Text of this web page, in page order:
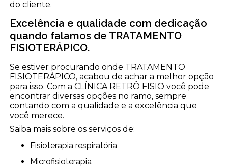
do cliente.
Excelência e qualidade com dedicação
quando falamos de TRATAMENTO
FISIOTERÁPICO.
Se estiver procurando onde TRATAMENTO
FISIOTERÁPICO, acabou de achar a melhor opção
para isso. Com a CLÍNICA RETRÔ FISIO você pode
encontrar diversas opções no ramo, sempre
contando com a qualidade e a excelência que
você merece.
Saiba mais sobre os serviços de:
Fisioterapia respiratória
Microfisioterapia